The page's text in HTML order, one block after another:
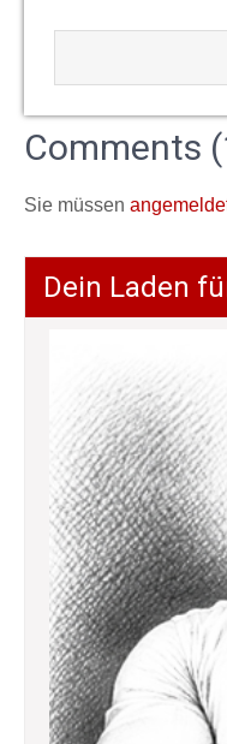
Comments
Sie müssen
Dein Laden